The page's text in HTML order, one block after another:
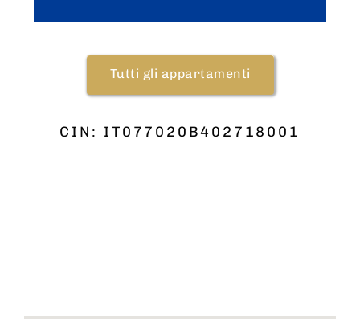
Tutti gli appartamenti
CIN: IT077020B402718001